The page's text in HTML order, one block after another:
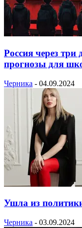
Россия через
прогнозы для
Черника - 04.09.2024
Ушла из
Черника - 03.09.2024